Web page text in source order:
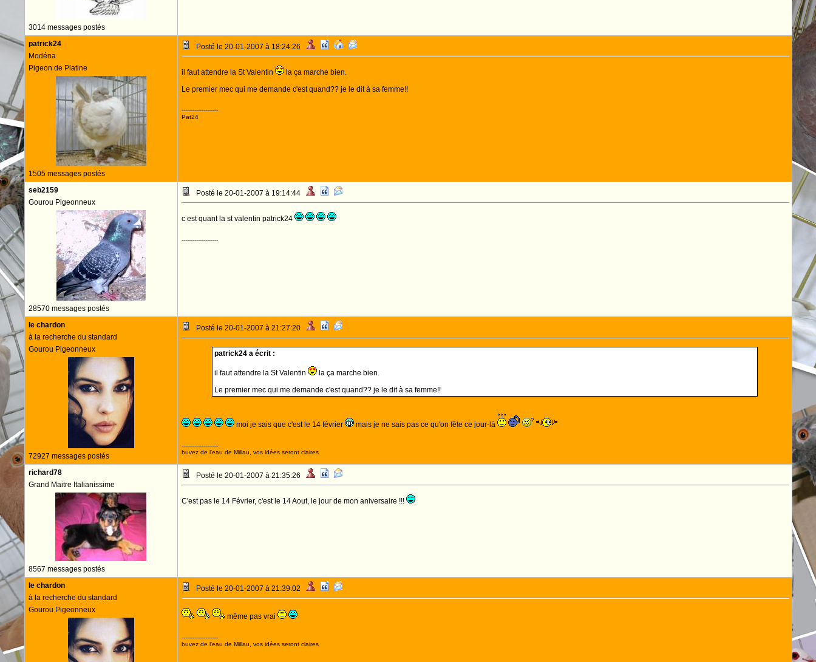
3014 messages postés
patrick24
Modéna
Pigeon de Platine
1505 messages postés
Posté le 20-01-2007 à 18:24:26
il faut attendre la St Valentin
la ça marche bien.
Le premier mec qui me demande c'est quand?? je le dit à sa femme!!
--------------------
Pat24
seb2159
Gourou Pigeonneux
28570 messages postés
Posté le 20-01-2007 à 19:14:44
c est quant la st valentin patrick24
--------------------
le chardon
à la recherche du standard
Gourou Pigeonneux
72927 messages postés
Posté le 20-01-2007 à 21:27:20
patrick24 a écrit :
il faut attendre la St Valentin
la ça marche bien.
Le premier mec qui me demande c'est quand?? je le dit à sa femme!!
moi je sais que c'est le 14 février mais je ne sais pas ce qu'on fête ce jour-là
--------------------
buvez de l'eau de Millau, vos idées seront claires
richard78
Grand Maitre Italianissime
8567 messages postés
Posté le 20-01-2007 à 21:35:26
C'est pas le 14 Février, c'est le 14 Aout, le jour de mon aniversaire !!!
le chardon
à la recherche du standard
Gourou Pigeonneux
Posté le 20-01-2007 à 21:39:02
même pas vrai
--------------------
buvez de l'eau de Millau, vos idées seront claires